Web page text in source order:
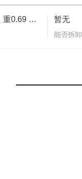
51颗钻石，重0.69 克拉 暂无
能否拆卸